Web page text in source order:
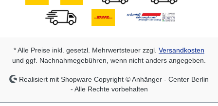
* Alle Preise inkl. gesetzl. Mehrwertsteuer zzgl. Versandkosten
und ggf. Nachnahmegebühren, wenn nicht anders angegeben.
Realisiert mit Shopware Copyright © Anhänger - Center Berlin
- Alle Rechte vorbehalten